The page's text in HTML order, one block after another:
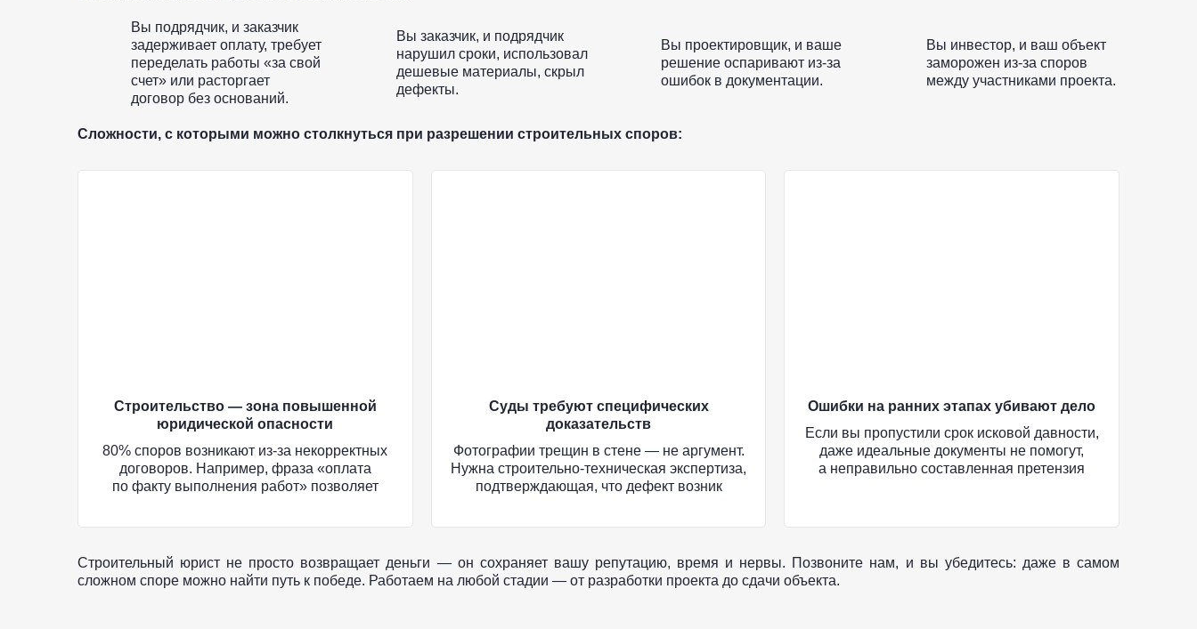
Вы подрядчик, и заказчик
задерживает оплату, требует
переделать работы «за свой
счет» или расторгает
договор без оснований.
Вы заказчик, и подрядчик
нарушил сроки, использовал
дешевые материалы, скрыл
дефекты.
Вы проектировщик, и ваше
решение оспаривают из-за
ошибок в документации.
Вы инвестор, и ваш объект
заморожен из-за споров
между участниками проекта.
Сложности, с которыми можно столкнуться при разрешении строительных споров:
Строительство — зона повышенной
юридической опасности
80% споров возникают из-за некорректных
договоров. Например, фраза «оплата
по факту выполнения работ» позволяет
и правильно составленных актов.
Суды требуют специфических
доказательств
Фотографии трещин в стене — не аргумент.
Нужна строительно-техническая экспертиза,
подтверждающая, что дефект возник
Ошибки на ранних этапах убивают дело
Если вы пропустили срок исковой давности,
даже идеальные документы не помогут,
а неправильно составленная претензия
Строительный юрист не просто возвращает деньги — он сохраняет вашу репутацию, время и нервы. Позвоните нам, и вы убедитесь: даже в самом
сложном споре можно найти путь к победе. Работаем на любой стадии — от разработки проекта до сдачи объекта.